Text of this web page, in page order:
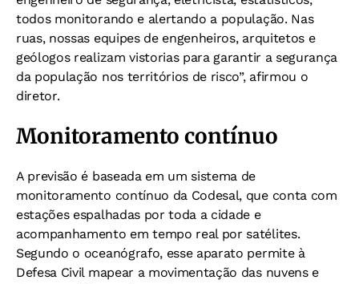
todos monitorando e alertando a população. Nas
ruas, nossas equipes de engenheiros, arquitetos e
geólogos realizam vistorias para garantir a segurança
da população nos territórios de risco”, afirmou o
diretor.
Monitoramento contínuo
A previsão é baseada em um sistema de
monitoramento contínuo da Codesal, que conta com
estações espalhadas por toda a cidade e
acompanhamento em tempo real por satélites.
Segundo o oceanógrafo, esse aparato permite à
Defesa Civil mapear a movimentação das nuvens e